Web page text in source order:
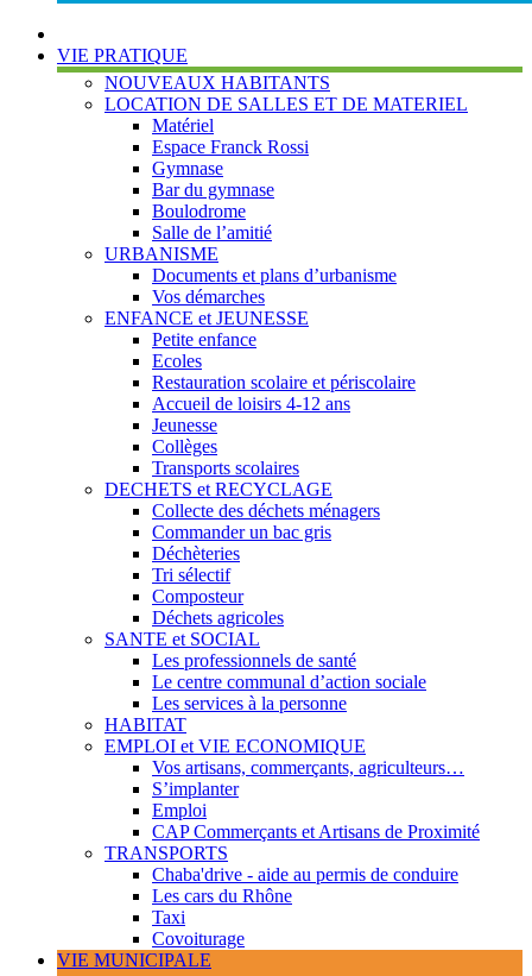
VIE PRATIQUE
NOUVEAUX HABITANTS
LOCATION DE SALLES ET DE MATERIEL
Matériel
Espace Franck Rossi
Gymnase
Bar du gymnase
Boulodrome
Salle de l’amitié
URBANISME
Documents et plans d’urbanisme
Vos démarches
ENFANCE et JEUNESSE
Petite enfance
Ecoles
Restauration scolaire et périscolaire
Accueil de loisirs 4-12 ans
Jeunesse
Collèges
Transports scolaires
DECHETS et RECYCLAGE
Collecte des déchets ménagers
Commander un bac gris
Déchèteries
Tri sélectif
Composteur
Déchets agricoles
SANTE et SOCIAL
Les professionnels de santé
Le centre communal d’action sociale
Les services à la personne
HABITAT
EMPLOI et VIE ECONOMIQUE
Vos artisans, commerçants, agriculteurs…
S’implanter
Emploi
CAP Commerçants et Artisans de Proximité
TRANSPORTS
Chaba'drive - aide au permis de conduire
Les cars du Rhône
Taxi
Covoiturage
VIE MUNICIPALE